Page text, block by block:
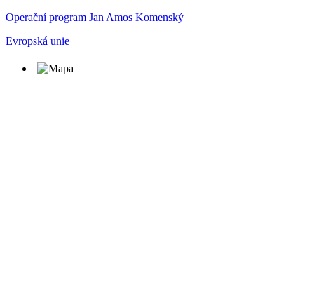
Operační program Jan Amos Komenský
Evropská unie